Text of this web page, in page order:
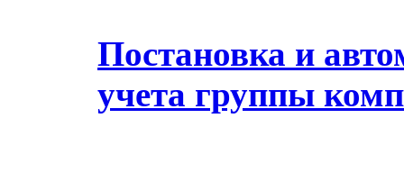
Постановка и
учета группы